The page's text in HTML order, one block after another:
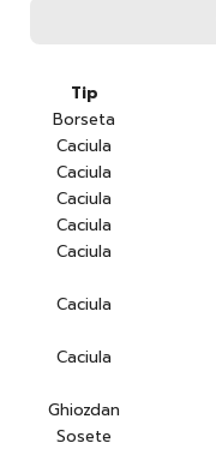
Tip
Borseta
Caciula
Caciula
Caciula
Caciula
Caciula
Caciula
Caciula
Ghiozdan
Sosete